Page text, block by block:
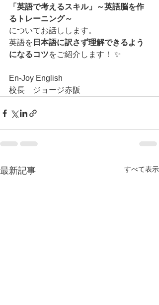
「英語で考えるスキル」～英語脳を作
るトレーニング～
についてお話しします。
英語を 日本語に訳さず理解できるよう
になるコツをご紹介します！ ✨
En-Joy English
校長　ジョージ赤阪
最新記事 すべて表示